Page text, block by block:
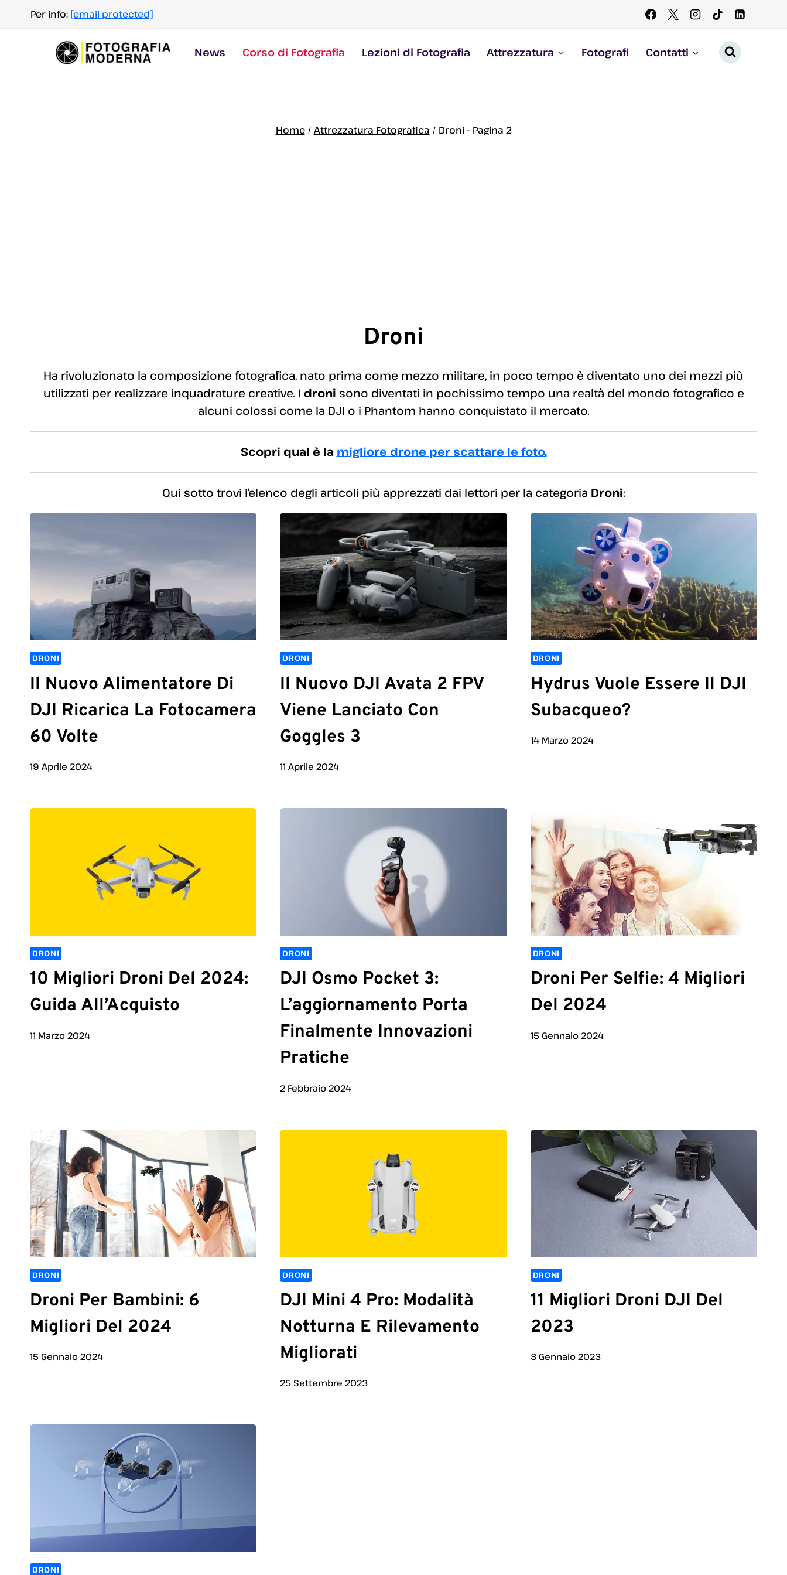
contenuto
Per info: [email protected]
News Corso di Fotografia Lezioni di Fotografia Attrezzatura Fotografi Contatti
Home / Attrezzatura Fotografica / Droni - Pagina 2
Droni
Ha rivoluzionato la composizione fotografica, nato prima come mezzo militare, in poco tempo è diventato uno dei mezzi più
utilizzati per realizzare inquadrature creative. I droni sono diventati in pochissimo tempo una realtà del mondo fotografico e
alcuni colossi come la DJI o i Phantom hanno conquistato il mercato.
Scopri qual è la migliore drone per scattare le foto.
Qui sotto trovi l’elenco degli articoli più apprezzati dai lettori per la categoria Droni:
DRONI
Il Nuovo Alimentatore Di
DJI Ricarica La Fotocamera
60 Volte
19 Aprile 2024
DRONI
Il Nuovo DJI Avata 2 FPV
Viene Lanciato Con
Goggles 3
11 Aprile 2024
DRONI
Hydrus Vuole Essere Il DJI
Subacqueo?
14 Marzo 2024
DRONI
10 Migliori Droni Del 2024:
Guida All’Acquisto
11 Marzo 2024
DRONI
DJI Osmo Pocket 3:
L’aggiornamento Porta
Finalmente Innovazioni
Pratiche
2 Febbraio 2024
DRONI
Droni Per Selfie: 4 Migliori
Del 2024
15 Gennaio 2024
DRONI
Droni Per Bambini: 6
Migliori Del 2024
15 Gennaio 2024
DRONI
DJI Mini 4 Pro: Modalità
Notturna E Rilevamento
Migliorati
25 Settembre 2023
DRONI
11 Migliori Droni DJI Del
2023
3 Gennaio 2023
DRONI